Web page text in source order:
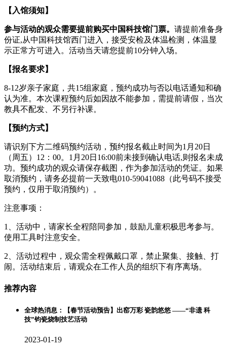
【入馆须知】
参与活动的观众需要提前购买中国科技馆门票。 请提前准备身
份证,从中国科技馆西门进入，接受安检及体温检测，体温显
示正常方可进入。活动当天请您提前10分钟入场。
【报名要求】
8-12岁亲子家庭，共15组家庭，预约成功与否以电话通知和确
认为准。本次课程预约后如因故不能参加，需提前请假，当次
教具不配发、不另行补课。
【预约方式】
请识别下方二维码预约活动，预约报名截止时间为1月20日
（周五）12：00。1月20日16:00前未接到确认电话,则报名未成
功。预约成功的观众请保存截图，作为参加活动的凭证。如果
取消预约，请务必提前一天致电010-59041088（此号码不接受
预约，仅用于取消预约）。
注意事项：
1、活动中，请家长全程陪同参加，鼓励儿童积极思考参与。
使用工具时注意安全。
2、活动过程中，观众需全程佩戴口罩，禁止聚集、接触、打
闹。活动结束后，请观众在工作人员的组织下有序离场。
推荐内容
全球热消息：【春节活动预告】出窑万彩 瓷韵悠悠 ——“非遗 科
技”钧瓷烧制技艺活动
2023-01-19